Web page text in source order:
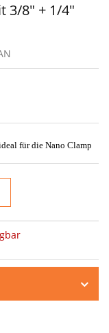
3/8" + 1/4"
für die Nano Clamp